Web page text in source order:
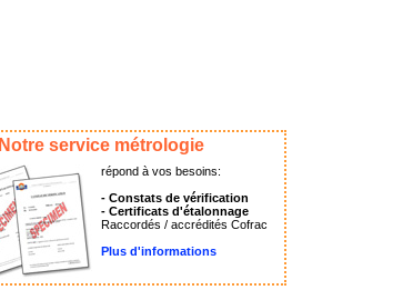
Notre service métrologie
répond à vos besoins:
- Constats de vérification
- Certificats d'étalonnage
Raccordés / accrédités Cofrac
Plus d'informations